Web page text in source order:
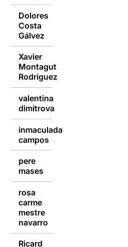
Dolores
Costa
Gálvez
Xavier
Montagut
Rodríguez
valentina
dimitrova
inmaculada
campos
pere
mases
rosa
carme
mestre
navarro
Ricard